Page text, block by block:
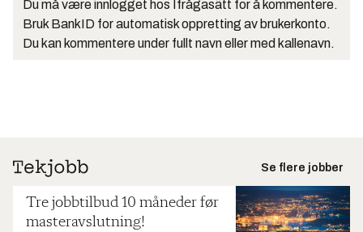
Du må være innlogget hos Ifrågasätt for å kommentere.
Bruk BankID for automatisk oppretting av brukerkonto.
Du kan kommentere under fullt navn eller med kallenavn.
Se flere jobber
Tre jobbtilbud 10 måneder før
masteravslutning!